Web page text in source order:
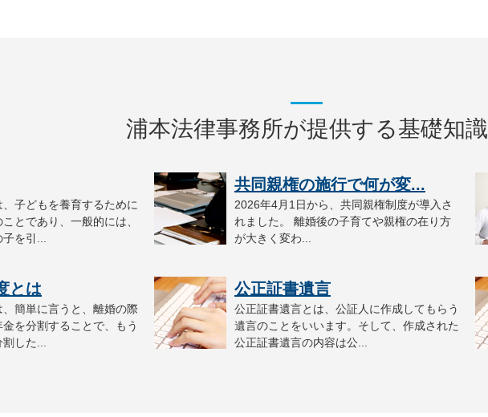
浦本法律事務所が提供する基礎知識
子どもを養育するために
とであり、一般的には、
を引...
共同親権の施行で何が変...
2026年4月1日から、共同親権制度が導入さ
れました。 離婚後の子育てや親権の在り方
が大きく変わ...
とは
簡単に言うと、離婚の際
を分割することで、もう
した...
公正証書遺言
公正証書遺言とは、公証人に作成してもらう
遺言のことをいいます。そして、作成された
公正証書遺言の内容は公...